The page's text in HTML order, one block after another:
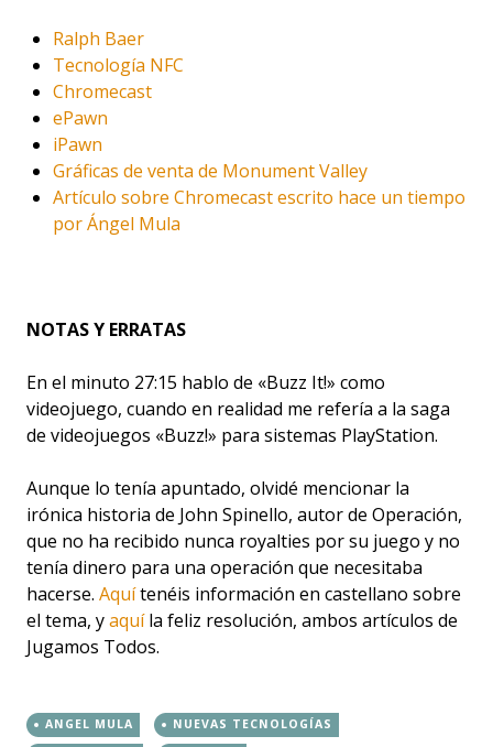
Ralph Baer
Tecnología NFC
Chromecast
ePawn
iPawn
Gráficas de venta de Monument Valley
Artículo sobre Chromecast escrito hace un tiempo
por Ángel Mula
NOTAS Y ERRATAS
En el minuto 27:15 hablo de «Buzz It!» como
videojuego, cuando en realidad me refería a la saga
de videojuegos «Buzz!» para sistemas PlayStation.
Aunque lo tenía apuntado, olvidé mencionar la
irónica historia de John Spinello, autor de Operación,
que no ha recibido nunca royalties por su juego y no
tenía dinero para una operación que necesitaba
hacerse. Aquítenéis información en castellano sobre
el tema, yaquíla feliz resolución, ambos artículos de
Jugamos Todos.
ANGEL MULA NUEVAS TECNOLOGÍAS